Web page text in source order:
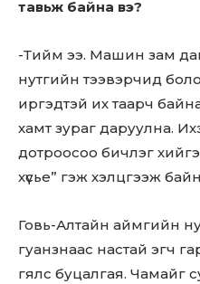
тавьж байна вэ?
-Тийм ээ. Машин зам
нутгийн тээвэрчид
иргэдтэй их таарч
хамт зураг даруулна.
дотроосоо бичлэг
хүсье” гэж хэлцгээж
Говь-Алтайн аймгийн
гуанзнаас настай эгч
гялс буцалгая. Чамайг